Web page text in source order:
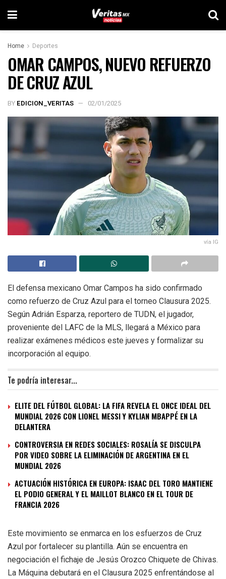
Home Deportes
OMAR CAMPOS, NUEVO REFUERZO
DE CRUZ AZUL
BY EDICION_VERITAS 02/01/2025
vía IG
El defensa mexicano Omar Campos ha sido confirmado
como refuerzo de Cruz Azul para el torneo Clausura 2025.
Según Adrián Esparza, reportero de TUDN, el jugador,
proveniente del LAFC de la MLS, llegará a México para
realizar exámenes médicos este jueves y formalizar su
incorporación al equipo.
Te podría interesar...
ELITE DEL FÚTBOL GLOBAL: LA FIFA REVELA EL ONCE IDEAL DEL
MUNDIAL 2026 CON LIONEL MESSI Y KYLIAN MBAPPÉ EN LA
DELANTERA
CONTROVERSIA EN REDES SOCIALES: ROSALÍA SE DISCULPA
POR VIDEO SOBRE LA ELIMINACIÓN DE ARGENTINA EN EL
MUNDIAL 2026
ACTUACIÓN HISTÓRICA EN EUROPA: ISAAC DEL TORO MANTIENE
EL PODIO GENERAL Y EL MAILLOT BLANCO EN EL TOUR DE
FRANCIA 2026
Este movimiento se enmarca en los esfuerzos de Cruz
Azul por fortalecer su plantilla. Aún se encuentra en
negociación el fichaje de Jesús Orozco Chiquete de Chivas.
La Máquina debutará en el Clausura 2025 enfrentándose al